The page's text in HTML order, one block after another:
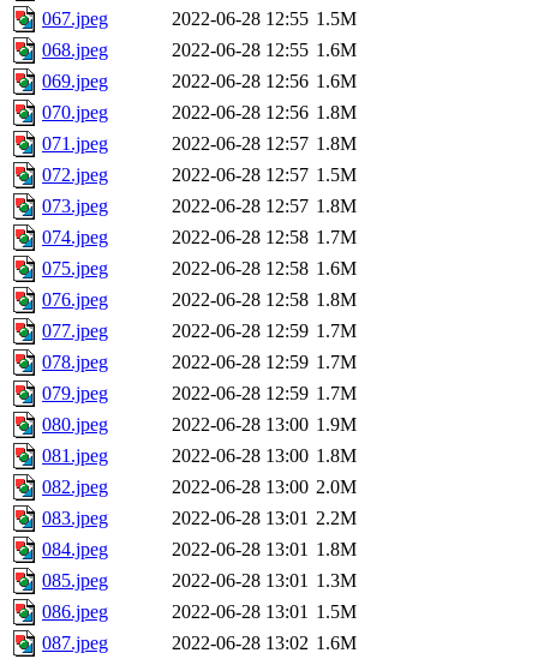
067.jpeg
2022-06-28 12:55 1.5M
068.jpeg
2022-06-28 12:55 1.6M
069.jpeg
2022-06-28 12:56 1.6M
070.jpeg
2022-06-28 12:56 1.8M
071.jpeg
2022-06-28 12:57 1.8M
072.jpeg
2022-06-28 12:57 1.5M
073.jpeg
2022-06-28 12:57 1.8M
074.jpeg
2022-06-28 12:58 1.7M
075.jpeg
2022-06-28 12:58 1.6M
076.jpeg
2022-06-28 12:58 1.8M
077.jpeg
2022-06-28 12:59 1.7M
078.jpeg
2022-06-28 12:59 1.7M
079.jpeg
2022-06-28 12:59 1.7M
080.jpeg
2022-06-28 13:00 1.9M
081.jpeg
2022-06-28 13:00 1.8M
082.jpeg
2022-06-28 13:00 2.0M
083.jpeg
2022-06-28 13:01 2.2M
084.jpeg
2022-06-28 13:01 1.8M
085.jpeg
2022-06-28 13:01 1.3M
086.jpeg
2022-06-28 13:01 1.5M
087.jpeg
2022-06-28 13:02 1.6M